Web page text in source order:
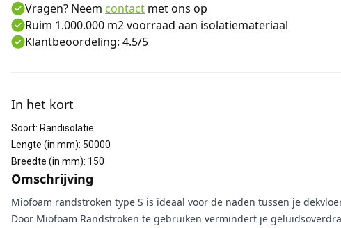
Vragen? Neem contact met ons op
Ruim 1.000.000 m2 voorraad aan isolatiemateriaal
Klantbeoordeling: 4.5/5
In het kort
Soort: Randisolatie
Lengte (in mm): 50000
Breedte (in mm): 150
Omschrijving
Miofoam randstroken type S is ideaal voor de naden tussen je
Door Miofoam Randstroken te gebruiken vermindert je